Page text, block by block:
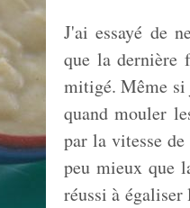
J'ai essayé de
que la dernière
mitigé. Même si
quand mouler
par la vitesse
peu mieux que
réussi à égaliser